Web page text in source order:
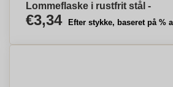
Lommeflaske i rustfrit stål -
€3,34 Efter stykke, baseret på %